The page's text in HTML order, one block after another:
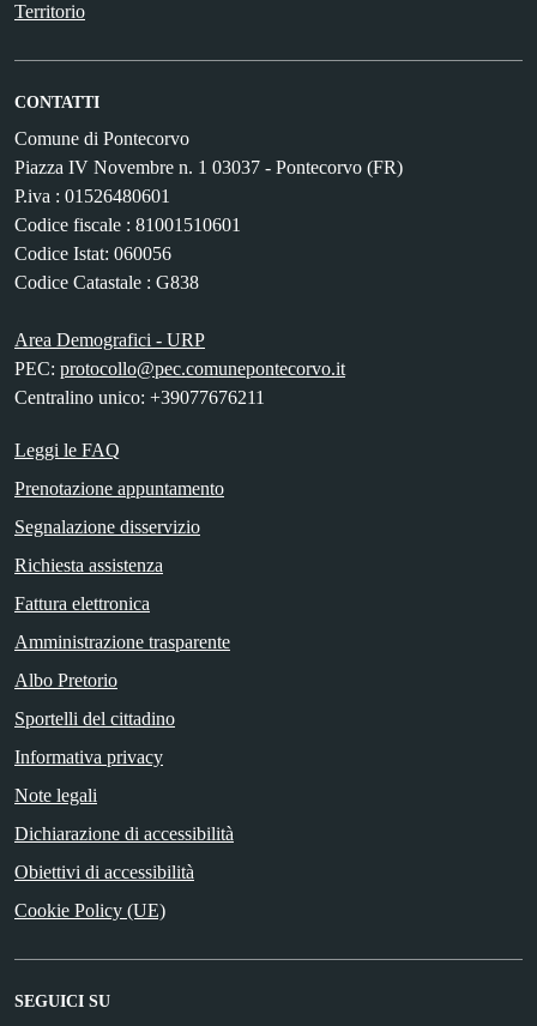
Territorio
CONTATTI
Comune di Pontecorvo
Piazza IV Novembre n. 1 03037 - Pontecorvo (FR)
P.iva : 01526480601
Codice fiscale : 81001510601
Codice Istat: 060056
Codice Catastale : G838
Area Demografici - URP
PEC: protocollo@pec.comunepontecorvo.it
Centralino unico: +39077676211
Leggi le FAQ
Prenotazione appuntamento
Segnalazione disservizio
Richiesta assistenza
Fattura elettronica
Amministrazione trasparente
Albo Pretorio
Sportelli del cittadino
Informativa privacy
Note legali
Dichiarazione di accessibilità
Obiettivi di accessibilità
Cookie Policy (UE)
SEGUICI SU